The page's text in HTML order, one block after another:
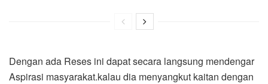
Dengan ada Reses ini dapat secara langsung mendengar
Aspirasi masyarakat.kalau dia menyangkut kaitan dengan